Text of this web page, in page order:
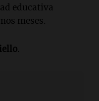
educativa
meses.
.